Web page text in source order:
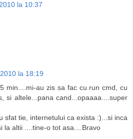
la 10:37
la 18:19
min....mi-au zis sa fac cu run cmd, cu
si altele...pana cand...opaaaa....super
sfat tie, internetului ca exista :)...si inca
la altii ....tine-o tot asa....Bravo